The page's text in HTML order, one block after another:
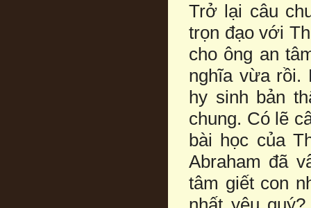
Trở lại câu
trọn đạo với
cho ông an
nghĩa vừa rồi.
hy sinh bản
chung. Có lẽ
bài học của
Abraham đã
tâm giết con